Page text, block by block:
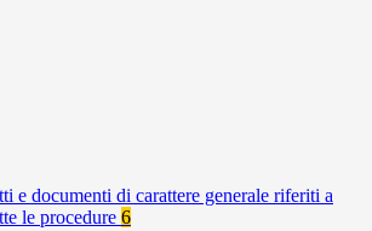
e documenti di carattere generale riferiti a
le procedure 6